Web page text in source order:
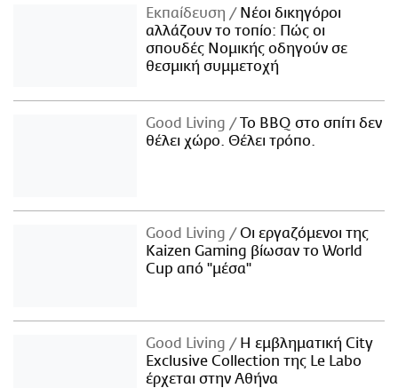
Εκπαίδευση
Νέοι δικηγόροι
αλλάζουν το τοπίο: Πώς οι
σπουδές Νομικής οδηγούν σε
θεσμική συμμετοχή
Good Living
Το BBQ στο σπίτι δεν
θέλει χώρο. Θέλει τρόπο.
Good Living
Οι εργαζόμενοι της
Kaizen Gaming βίωσαν το World
Cup από "μέσα"
Good Living
Η εμβληματική City
Exclusive Collection της Le Labo
έρχεται στην Αθήνα